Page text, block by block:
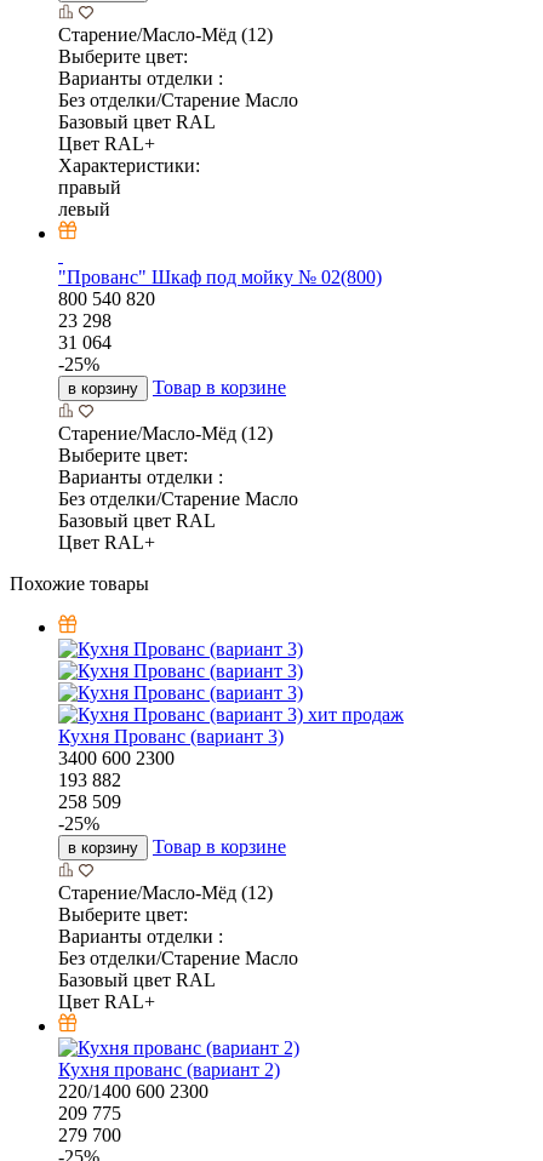
Старение/Масло-Мёд (12)
Выберите цвет:
Варианты отделки :
Без отделки/Старение Масло
Базовый цвет RAL
Цвет RAL+
Характеристики:
правый
левый
"Прованс" Шкаф под мойку № 02(800)
800 540 820
23 298
31 064
-25%
в корзину Товар в корзине
Старение/Масло-Мёд (12)
Выберите цвет:
Варианты отделки :
Без отделки/Старение Масло
Базовый цвет RAL
Цвет RAL+
Похожие товары
хит продаж
Кухня Прованс (вариант 3)
3400 600 2300
193 882
258 509
-25%
в корзину Товар в корзине
Старение/Масло-Мёд (12)
Выберите цвет:
Варианты отделки :
Без отделки/Старение Масло
Базовый цвет RAL
Цвет RAL+
Кухня прованс (вариант 2)
220/1400 600 2300
209 775
279 700
-25%